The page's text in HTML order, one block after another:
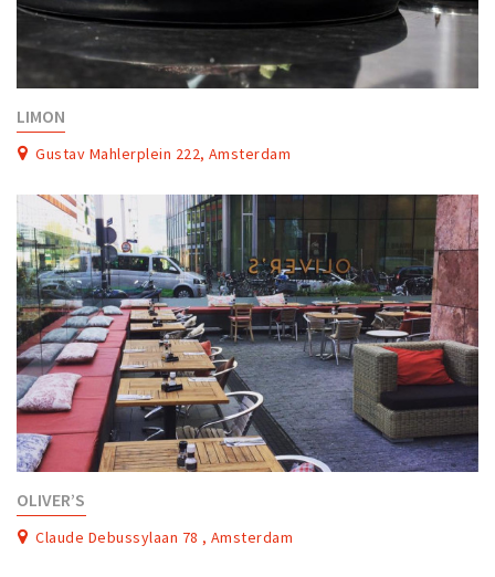
LIMON
Gustav Mahlerplein 222, Amsterdam
OLIVER’S
Claude Debussylaan 78 , Amsterdam